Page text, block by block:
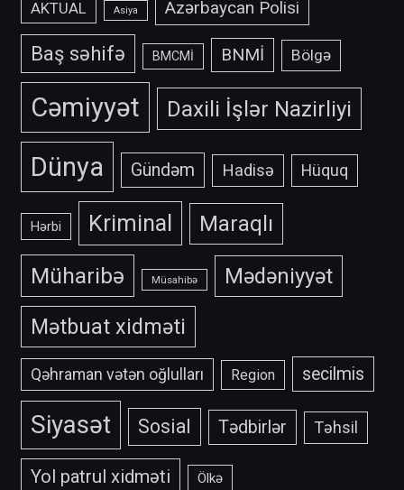
AKTUAL Asiya Azərbaycan Polisi
Baş səhifə BMCMİ BNMİ Bölgə
Cəmiyyət Daxili İşlər Nazirliyi
Dünya Gündəm Hadisə Hüquq
Hərbi Kriminal Maraqlı
Müharibə Müsahibə
Mədəniyyət
Mətbuat xidməti
Qəhraman vətən oğlulları Region secilmis
Siyasət Sosial Tədbirlər Təhsil
Yol patrul xidməti Ölkə